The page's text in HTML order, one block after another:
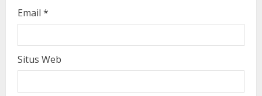
Email *
Situs Web